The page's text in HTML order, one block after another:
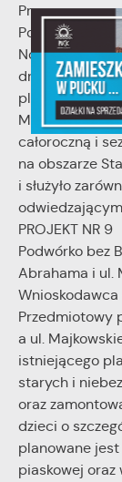
Proponowane
Polskiego, ul.
Nowy Świat
drogi
plaży.
Miasta Puck w
całoroczną i
na obszarze
i służyło
PROJEKT NR 9
Podwórko bez
Abrahama i ul.
Przedmiotowy
a ul.
istniejącego
starych i
oraz
dzieci o
planowane
piaskowej